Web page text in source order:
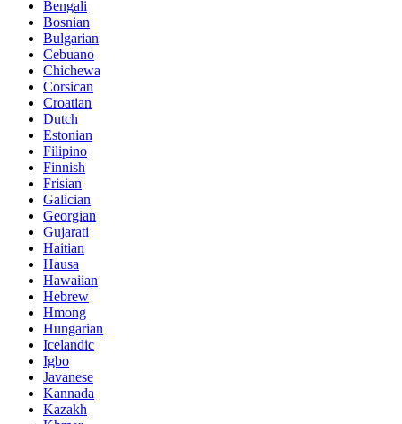
Bengali
Bosnian
Bulgarian
Cebuano
Chichewa
Corsican
Croatian
Dutch
Estonian
Filipino
Finnish
Frisian
Galician
Georgian
Gujarati
Haitian
Hausa
Hawaiian
Hebrew
Hmong
Hungarian
Icelandic
Igbo
Javanese
Kannada
Kazakh